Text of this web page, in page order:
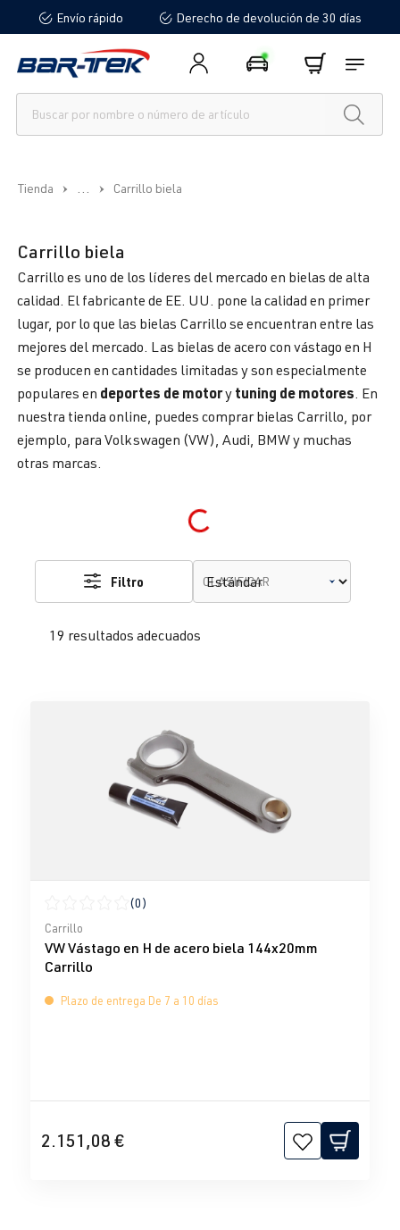
principalEnvío rápido Derecho de devolución de 30 días
Tienda ... Carrillo biela
Carrillo biela
Carrillo es uno de los líderes del mercado en bielas de alta
calidad. El fabricante de EE. UU. pone la calidad en primer
lugar, por lo que las bielas Carrillo se encuentran entre las
mejores del mercado. Las bielas de acero con vástago en H
se producen en cantidades limitadas y son especialmente
populares en deportes de motory tuning de motores. En
nuestra tienda online, puedes comprar bielas Carrillo, por
ejemplo, para Volkswagen (VW), Audi, BMW y muchas
otras marcas.
Loading...
19 resultados adecuados
Filtro CLASIFICAR
Calificación promedio de 0 de 5 estrellas
(0)
Carrillo
VW Vástago en H de acero biela 144x20mm
Carrillo
Plazo de entrega De 7 a 10 días
2.151,08 €